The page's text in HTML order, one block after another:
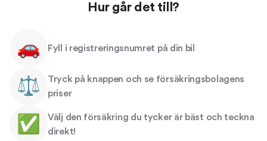
Hur går det till?
🚗 Fyll i registreringsnumret på din bil
⚖️
Tryck på knappen och se försäkringsbolagens
priser
✅
Välj den försäkring du tycker är bäst och teckna
direkt!